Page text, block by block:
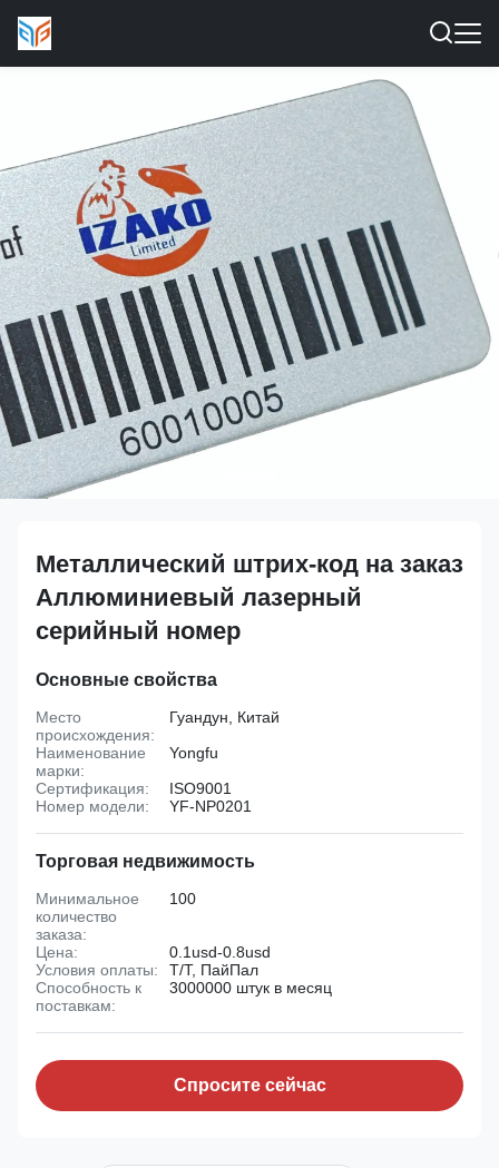
Металлический штрих-код на заказ
Аллюминиевый лазерный
серийный номер
Основные свойства
Место
происхождения:
Гуандун, Китай
Наименование
марки:
Yongfu
Сертификация:
ISO9001
Номер модели:
YF-NP0201
Торговая недвижимость
Минимальное
количество
заказа:
100
Цена:
0.1usd-0.8usd
Условия оплаты:
Т/Т, ПайПал
Способность к
поставкам:
3000000 штук в месяц
Спросите сейчас